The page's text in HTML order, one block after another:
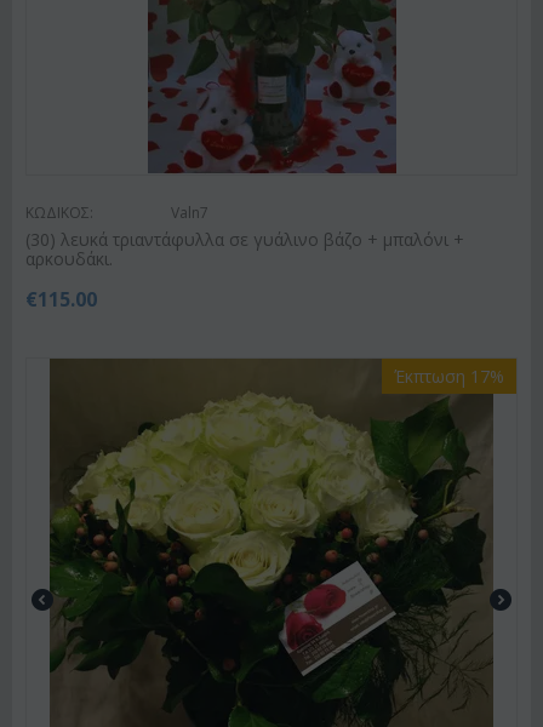
ΚΩΔΙΚΟΣ: Valn7
(30) λευκά τριαντάφυλλα σε γυάλινο βάζο + μπαλόνι +
αρκουδάκι.
€115.00
Έκπτωση 17%